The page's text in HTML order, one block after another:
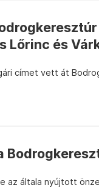
Lőrinc és
címet vett át
az általa nyújtott